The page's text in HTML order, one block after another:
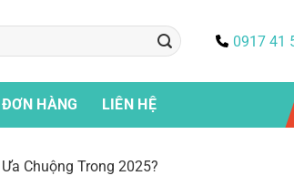
0917 41
HÀNG LIÊN HỆ
Chuộng Trong 2025?